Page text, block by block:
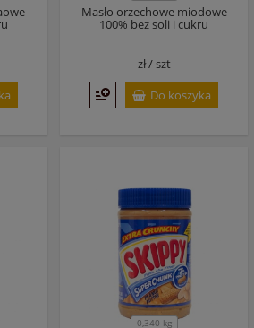
Masło orzechowe miodowe
100% bez soli i cukru
zł /szt
Do koszyka
0,340 kg